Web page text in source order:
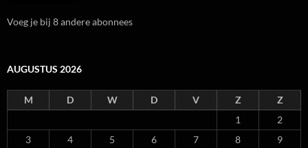
Voeg je bij 8 andere abonnees
AUGUSTUS 2026
M D W D V Z
Z
1
2
3
4 5 6 7 8
9